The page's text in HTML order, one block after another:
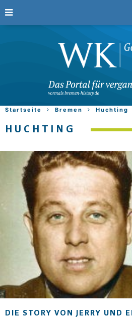
Startseite Bremen Huchting
HUCHTING
DIE STORY VON JERRY UND